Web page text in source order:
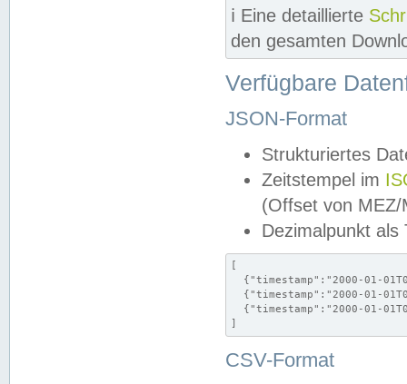
ℹ️ Eine detaillierte
den gesamten
Verfügbare
JSON-Format
Strukturiertes
Zeitstempel im
(Offset von MEZ/
Dezimalpunkt als
[
{"timestamp":"2000-01-
{"timestamp":"2000-01-
{"timestamp":"2000-01-
]
CSV-Format